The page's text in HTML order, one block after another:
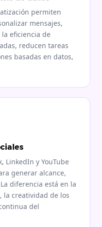
permiten
mensajes,
eficiencia de
reducen tareas
basadas en datos,
LinkedIn y YouTube
generar alcance,
diferencia está en la
la creatividad de los
del